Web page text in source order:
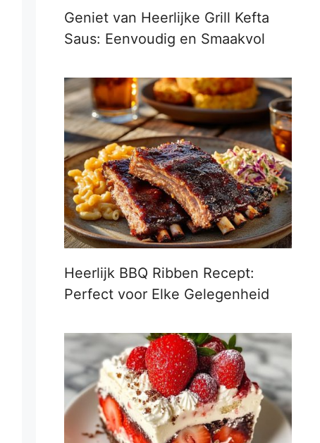
Geniet van Heerlijke Grill Kefta
Saus: Eenvoudig en Smaakvol
Heerlijk BBQ Ribben Recept:
Perfect voor Elke Gelegenheid